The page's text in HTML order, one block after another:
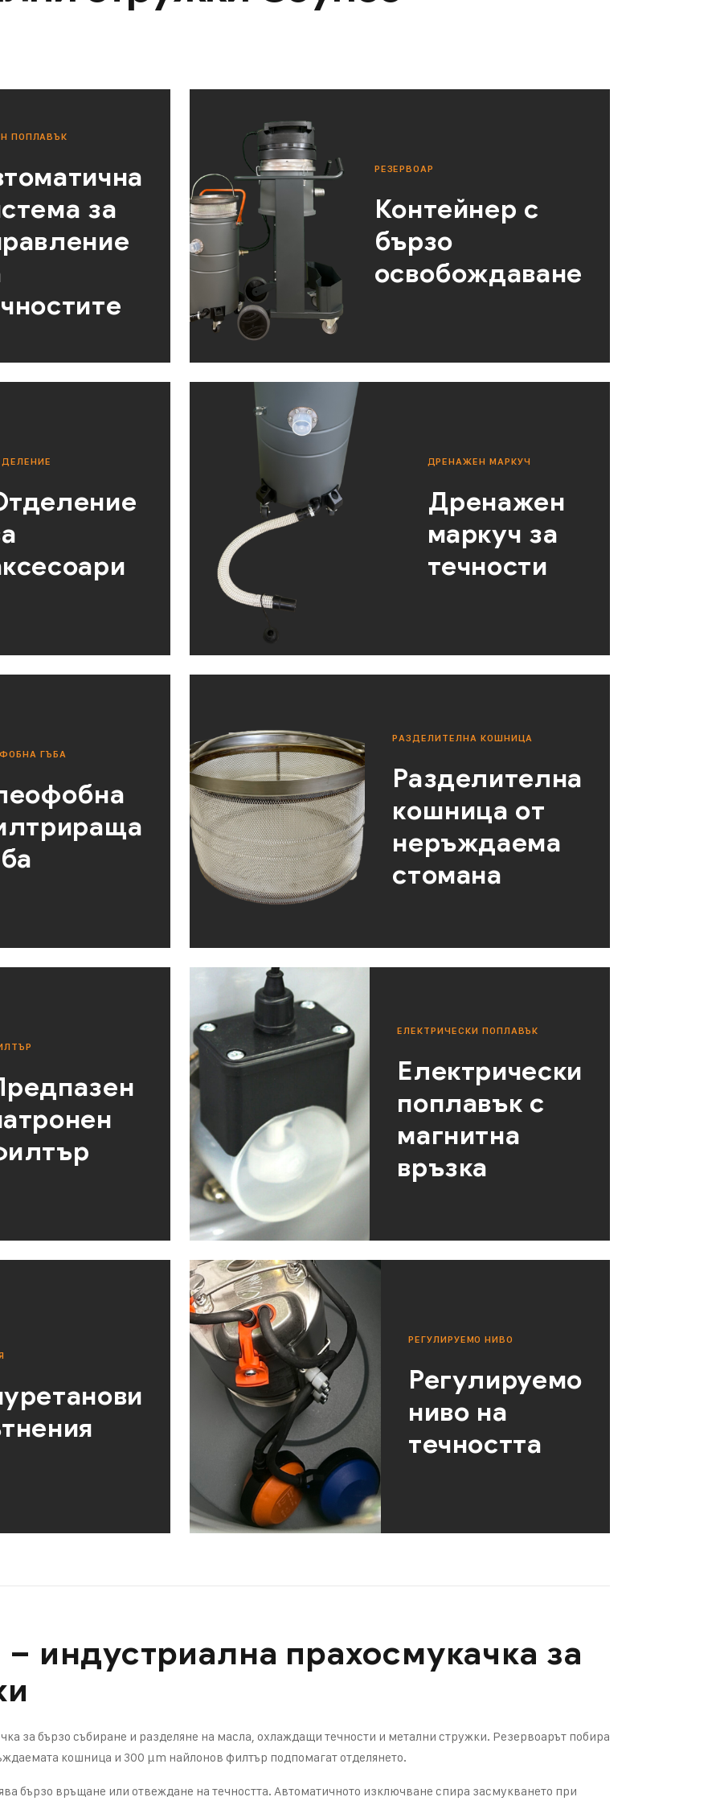
ПОПЛАВЪК
за
РЕЗЕРВОАР
Контейнер с
бързо
освобождаване
ДРЕНАЖЕН МАРКУЧ
Дренажен
маркуч за
течности
ГЪБА
РАЗДЕЛИТЕЛНА КОШНИЦА
Разделителна
кошница от
неръждаема
стомана
ЕЛЕКТРИЧЕСКИ ПОПЛАВЪК
Електрически
поплавък с
магнитна
връзка
РЕГУЛИРУЕМО НИВО
Регулируемо
ниво на
течността
индустриална прахосмукачка за
за бързо събиране и разделяне на масла, охлаждащи течности и метални стружки. Резервоарът побира
кошница и 300 μm найлонов филтър подпомагат отделянето.
бързо връщане или отвеждане на течността. Автоматичното изключване спира засмукването при